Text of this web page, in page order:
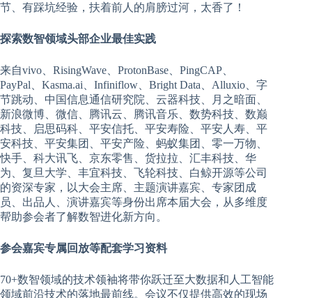
节、有踩坑经验，扶着前人的肩膀过河，太香了！
探索数智领域头部企业最佳实践
来自vivo、RisingWave、ProtonBase、PingCAP、
PayPal、Kasma.ai、Infiniflow、Bright Data、Alluxio、字
节跳动、中国信息通信研究院、云器科技、月之暗面、
新浪微博、微信、腾讯云、腾讯音乐、数势科技、数巅
科技、启思码科、平安信托、平安寿险、平安人寿、平
安科技、平安集团、平安产险、蚂蚁集团、零一万物、
快手、科大讯飞、京东零售、货拉拉、汇丰科技、华
为、复旦大学、丰宜科技、飞轮科技、白鲸开源等公司
的资深专家，以大会主席、主题演讲嘉宾、专家团成
员、出品人、演讲嘉宾等身份出席本届大会，从多维度
帮助参会者了解数智进化新方向。
参会嘉宾专属回放等配套学习资料
70+数智领域的技术领袖将带你跃迁至大数据和人工智能
领域前沿技术的落地最前线。会议不仅提供高效的现场